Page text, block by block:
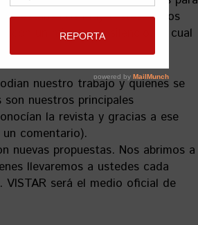
estábamos muy tristes. Otros
con un minuto de silencio, lo cual
nuestro trabajo y quienes se
nuestros principales
la revista y gracias a ese
comentario).
nuevas propuestas. Nos abrimos a
llevaremos a ustedes cada
será el medio oficial de